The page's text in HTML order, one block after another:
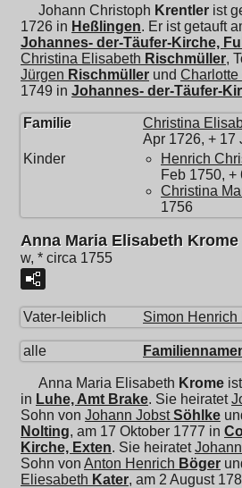
Johann Christoph Krentler ist
1726 in Heßlingen. Er ist getauft
Johannes- der-Täufer-Kirche,
Christina Elisabeth Rischmüller,
Jürgen Rischmüller und Charlotte
1749 in Johannes- der-Täufer-
Familie Christina
Apr 1726, + 17
Kinder
Henrich
Feb 1750, +
Christina
1756
Anna Maria Elisabeth Krome
w, * circa 1755
Vater-leiblich Simon Henrich
alle
Anna Maria Elisabeth Krome
in Luhe, Amt Brake. Sie heiratet
Sohn von Johann Jobst Söhlke
Nolting, am 17 Oktober 1777 in
Kirche, Exten. Sie heiratet
Sohn von Anton Henrich Böger
Eliesabeth Kater, am 2 August